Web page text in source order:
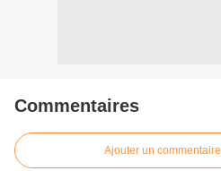
Commentaires
Ajouter un commentaire